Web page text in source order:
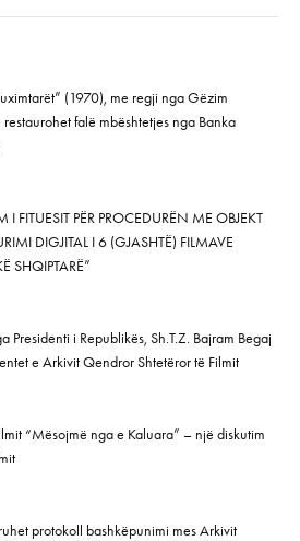
(1970), me regji nga Gëzim
restaurohet falë mbështetjes nga Banka
I FITUESIT PËR PROCEDURËN ME OBJEKT
DIGJITAL I 6 (GJASHTË) FILMAVE
SHQIPTARË”
Presidenti i Republikës, Sh.T.Z. Bajram Begaj
e Arkivit Qendror Shtetëror të Filmit
“Mësojmë nga e Kaluara” – një diskutim
protokoll bashkëpunimi mes Arkivit